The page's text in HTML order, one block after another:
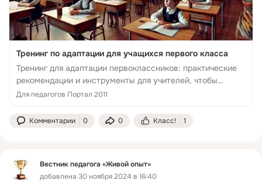
Тренинг по адаптации для учащихся первого класса
Тренинг для адаптации первоклассников: практические
рекомендации и инструменты для учителей, чтобы
помочь детям легко освоиться в школе.
Для педагогов Портал 2011
Комментарии 0 0 Класс! 1
Вестник педагога «Живой опыт»
добавлена 30 ноября 2024 в 16:40